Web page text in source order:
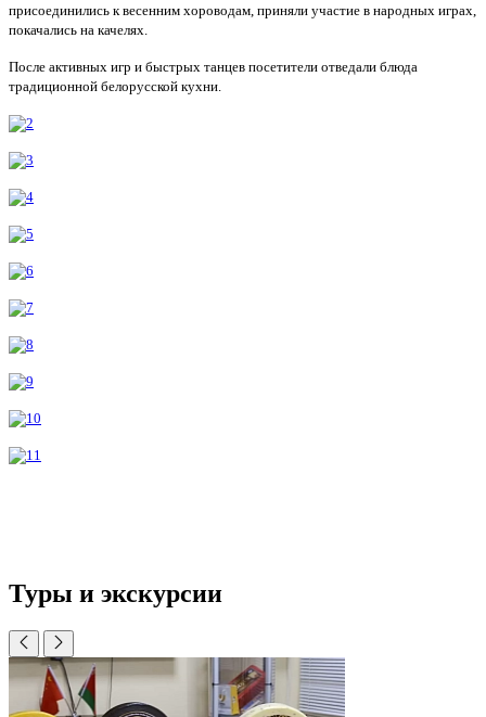
присоединились к весенним хороводам, приняли участие в народных играх,
покачались на качелях.
После активных игр и быстрых танцев посетители отведали блюда
традиционной белорусской кухни.
Туры и экскурсии